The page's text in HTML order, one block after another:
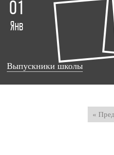
01
Янв
Выпускники школы
«